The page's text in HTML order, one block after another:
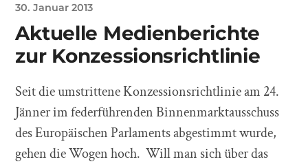
30. Januar 2013
Aktuelle Medienberichte
zur Konzessionsrichtlinie
Seit die umstrittene Konzessionsrichtlinie am 24.
Jänner im federführenden Binnenmarktausschuss
des Europäischen Parlaments abgestimmt wurde,
gehen die Wogen hoch. Will man sich über das